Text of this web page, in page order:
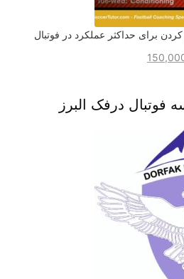
برای حداکثر عملکرد در فوتبال
فوتبال درفک البرز